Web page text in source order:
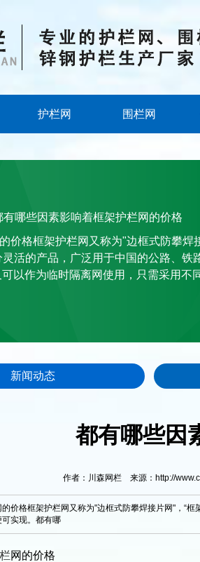
护栏网 围栏网
有哪些因素影响着框架护栏网的价格
价格框架护栏网又称为"边框式防攀焊
活的产品，广泛用于中国的公路、铁
以作为临时隔离网使用，只需采用不
新闻动态
都有哪些因
作者：川森网栏 来源：http://
价格框架护栏网又称为"边框式防攀焊接片网"，“
实现。都有哪
网的价格